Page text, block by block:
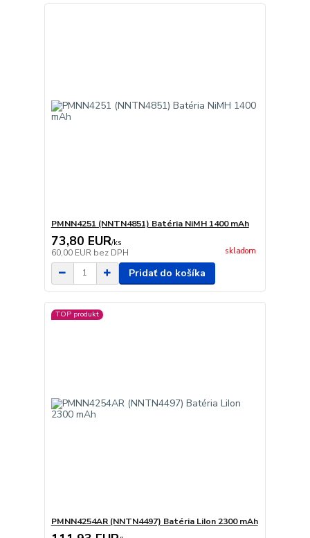
PMNN4251 (NNTN4851) Batéria NiMH 1400 mAh
73,80 EUR/ks
60,00 EUR bez DPH skladom
Pridať do košíka
TOP produkt
PMNN4254AR (NNTN4497) Batéria LiIon 2300 mAh